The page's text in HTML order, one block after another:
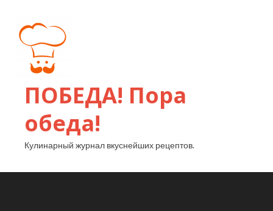
ПОБЕДА! Пора
обеда!
Кулинарный журнал вкуснейших рецептов.